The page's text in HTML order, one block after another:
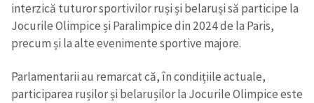
interzică tuturor sportivilor ruși și belaruși să participe la
Jocurile Olimpice și Paralimpice din 2024 de la Paris,
precum și la alte evenimente sportive majore.
Parlamentarii au remarcat că, în condițiile actuale,
participarea rușilor și belarușilor la Jocurile Olimpice este